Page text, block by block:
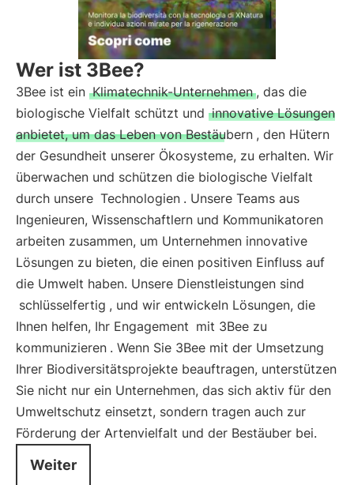
Wer ist 3Bee?
3Bee ist ein Klimatechnik-Unternehmen , das die
biologische Vielfalt schützt und innovative Lösungen
anbietet, um das Leben von Bestäubern , den Hütern
der Gesundheit unserer Ökosysteme, zu erhalten. Wir
überwachen und schützen die biologische Vielfalt
durch unsere Technologien . Unsere Teams aus
Ingenieuren, Wissenschaftlern und Kommunikatoren
arbeiten zusammen, um Unternehmen innovative
Lösungen zu bieten, die einen positiven Einfluss auf
die Umwelt haben. Unsere Dienstleistungen sind
schlüsselfertig , und wir entwickeln Lösungen, die
Ihnen helfen, Ihr Engagement mit 3Bee zu
kommunizieren . Wenn Sie 3Bee mit der Umsetzung
Ihrer Biodiversitätsprojekte beauftragen, unterstützen
Sie nicht nur ein Unternehmen, das sich aktiv für den
Umweltschutz einsetzt, sondern tragen auch zur
Förderung der Artenvielfalt und der Bestäuber bei.
Weiter